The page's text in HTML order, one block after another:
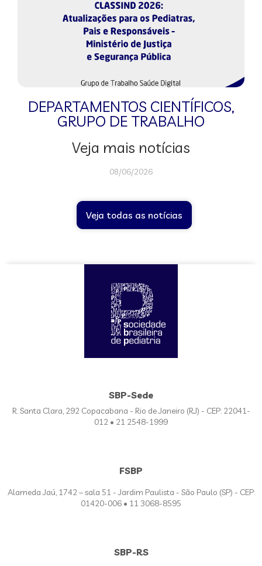
DEPARTAMENTOS CIENTÍFICOS,
GRUPO DE TRABALHO
Veja mais notícias
08/06/2026
Veja todas as notícias
SBP-Sede
R. Santa Clara, 292 Copacabana - Rio de Janeiro (RJ) - CEP: 22041-
012 • 21 2548-1999
FSBP
Alameda Jaú, 1742 – sala 51 - Jardim Paulista - São Paulo (SP) - CEP:
01420-006 • 11 3068-8595
SBP-RS